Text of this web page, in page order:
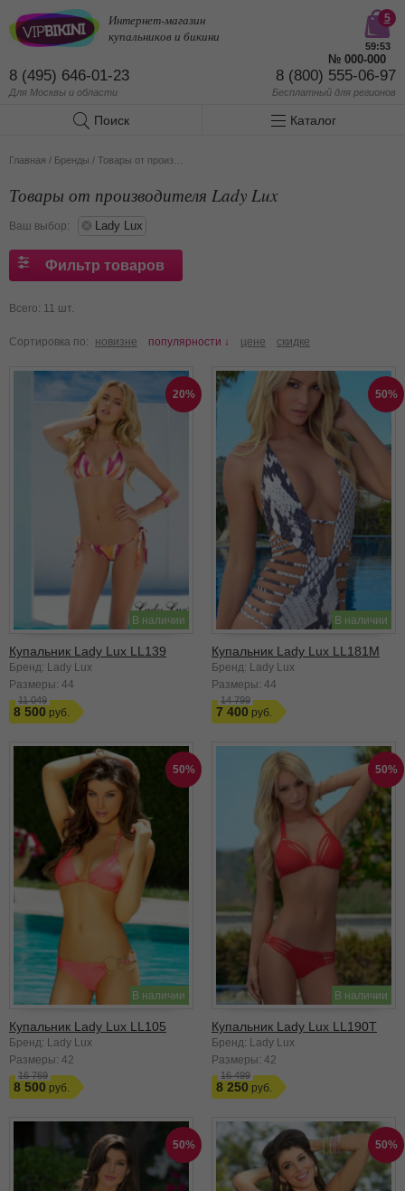
Интернет-магазин
купальников и бикини
8 (495) 646-01-23
Для Москвы и области
8 (800) 555-06-97
Бесплатный для регионов
5
59:52
№ 000-000
Поиск Каталог
Главная / Бренды /
Товары от производителя Lady Lux
Ваш выбор: Lady Lux
Фильтр товаров
Всего: 11 шт.
Сортировка по: новизне популярности ↓ цене скидке
20%
В наличии
Купальник Lady Lux LL139
Бренд: Lady Lux
Размеры: 44
11 049
8 500
50%
В наличии
Купальник Lady Lux LL181M
Бренд: Lady Lux
Размеры: 44
14 799
7 400
50%
В наличии
Купальник Lady Lux LL105
Бренд: Lady Lux
Размеры: 42
16 769
8 500
50%
В наличии
Купальник Lady Lux LL190T
Бренд: Lady Lux
Размеры: 42
16 499
8 250
50% 50%